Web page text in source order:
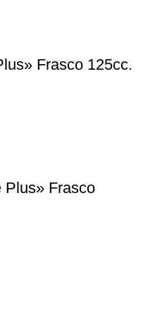
Frasco 125cc.
Plus» Frasco